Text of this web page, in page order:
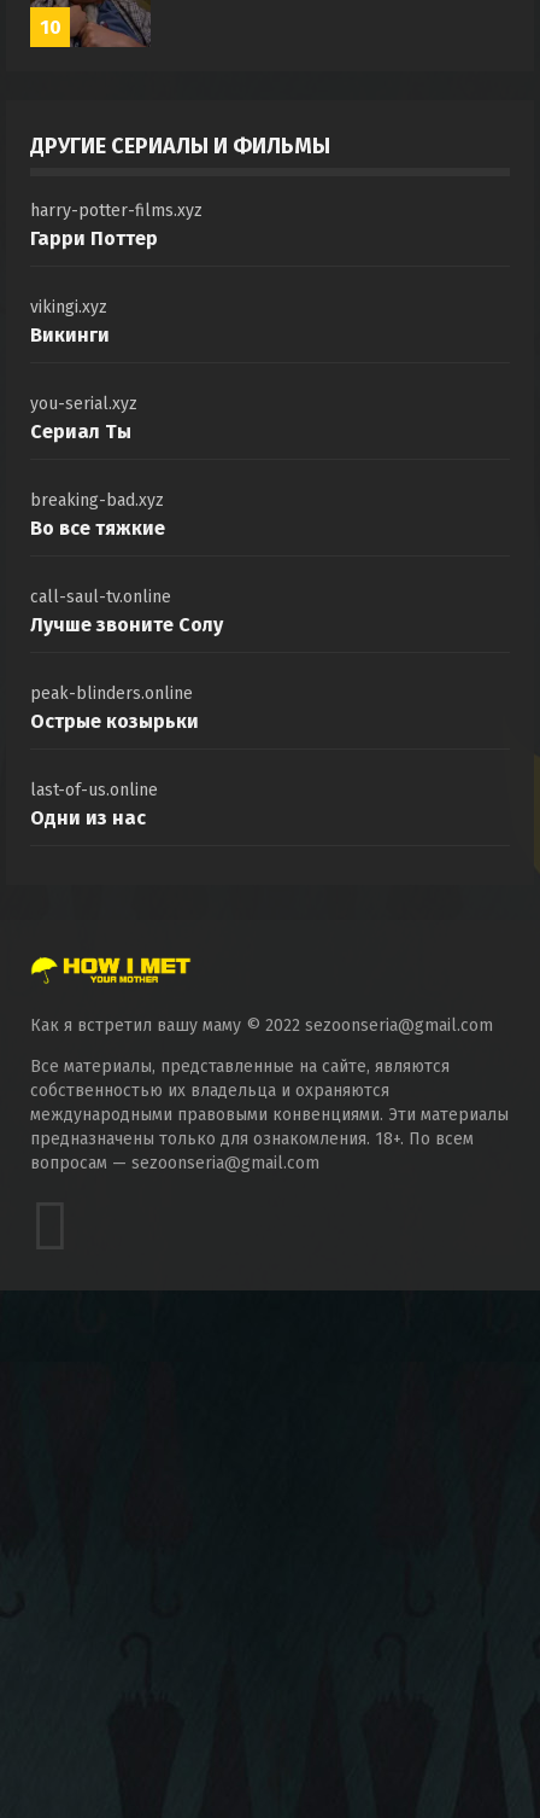
10
ДРУГИЕ СЕРИАЛЫ И ФИЛЬМЫ
harry-potter-films.xyz
Гарри Поттер
vikingi.xyz
Викинги
you-serial.xyz
Сериал Ты
breaking-bad.xyz
Во все тяжкие
call-saul-tv.online
Лучше звоните Солу
peak-blinders.online
Острые козырьки
last-of-us.online
Одни из нас
Как я встретил вашу маму © 2022 sezoonseria@gmail.com
Все материалы, представленные на сайте, являются
собственностью их владельца и охраняются
международными правовыми конвенциями. Эти материалы
предназначены только для ознакомления. 18+. По всем
вопросам — sezoonseria@gmail.com